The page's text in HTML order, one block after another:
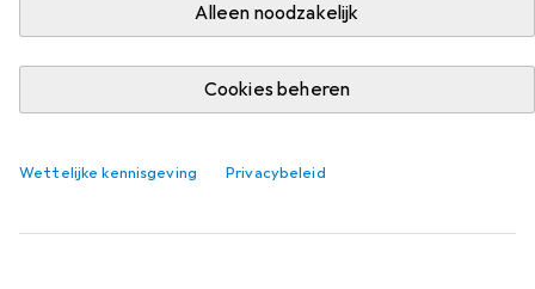
Alleen noodzakelijk
Cookies beheren
Wettelijke kennisgeving Privacybeleid
Verlichtingsmiddel
EUR
65,05
White Ambiance
GU10, 400 lm, 3x